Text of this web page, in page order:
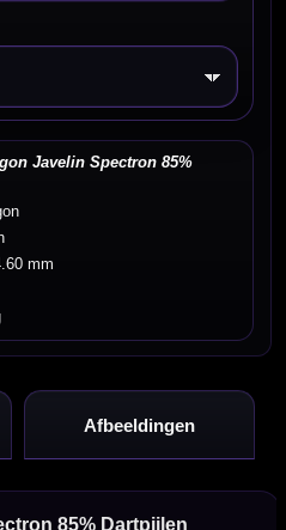
Javelin Spectron 85%
mm
Afbeeldingen
85% Dartpijlen